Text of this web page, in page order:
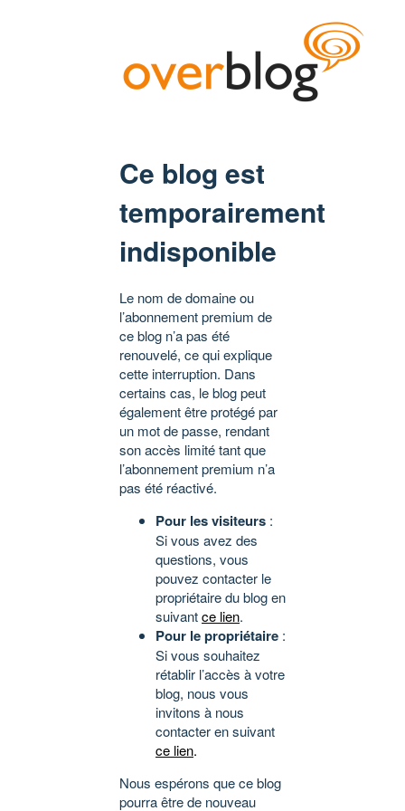
Ce blog est
temporairement
indisponible
Le nom de domaine ou
l’abonnement premium de
ce blog n’a pas été
renouvelé, ce qui explique
cette interruption. Dans
certains cas, le blog peut
également être protégé par
un mot de passe, rendant
son accès limité tant que
l’abonnement premium n’a
pas été réactivé.
Pour les visiteurs :
Si vous avez des
questions, vous
pouvez contacter le
propriétaire du blog en
suivantce lien.
Pour le propriétaire :
Si vous souhaitez
rétablir l’accès à votre
blog, nous vous
invitons à nous
contacter en suivant
ce lien.
Nous espérons que ce blog
pourra être de nouveau